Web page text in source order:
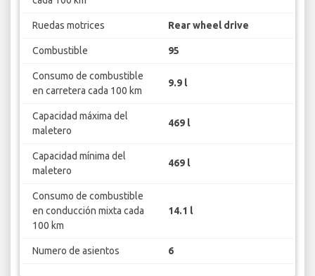
Ruedas motrices Rear wheel drive
Combustible 95
Consumo de combustible
en carretera cada 100 km
9.9 l
Capacidad máxima del
maletero
469 l
Capacidad mínima del
maletero
469 l
Consumo de combustible
en conducción mixta cada
100 km
14.1 l
Numero de asientos 6